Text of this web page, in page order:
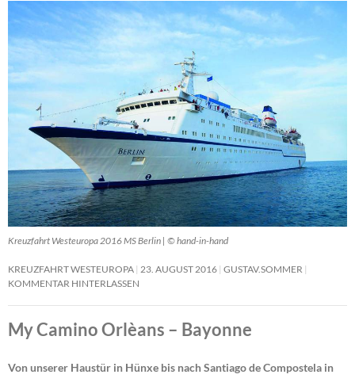
Kreuzfahrt Westeuropa 2016 MS Berlin | © hand-in-hand
KREUZFAHRT WESTEUROPA 23. AUGUST 2016 GUSTAV.SOMMER
KOMMENTAR HINTERLASSEN
My Camino Orlèans – Bayonne
Von unserer Haustür in Hünxe bis nach Santiago de Compostela in